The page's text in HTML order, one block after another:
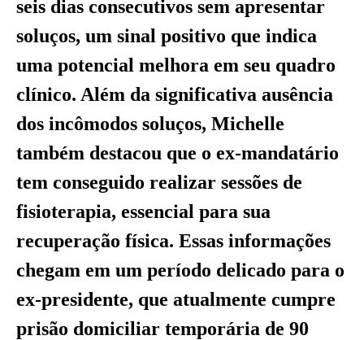
seis dias consecutivos sem apresentar
soluços, um sinal positivo que indica
uma potencial melhora em seu quadro
clínico. Além da significativa ausência
dos incômodos soluços, Michelle
também destacou que o ex-mandatário
tem conseguido realizar sessões de
fisioterapia, essencial para sua
recuperação física. Essas informações
chegam em um período delicado para o
ex-presidente, que atualmente cumpre
prisão domiciliar temporária de 90